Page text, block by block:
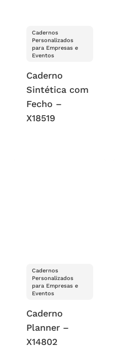
Cadernos
Personalizados
para Empresas e
Eventos
Caderno
Sintética com
Fecho –
X18519
Cadernos
Personalizados
para Empresas e
Eventos
Caderno
Planner –
X14802